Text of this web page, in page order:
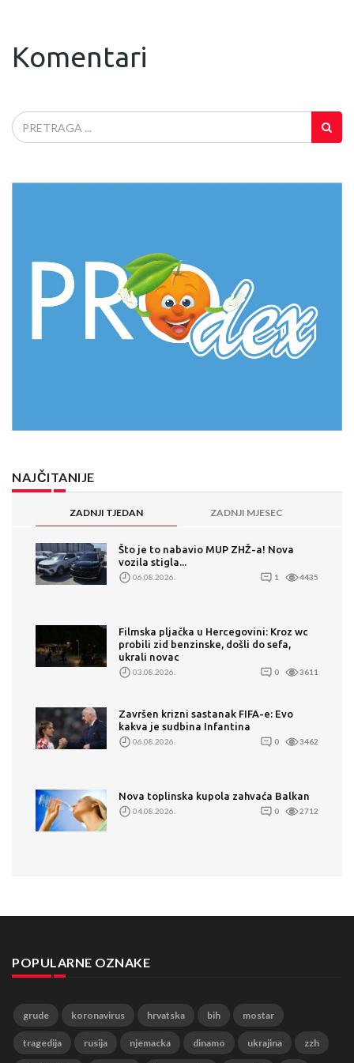
Komentari
NAJČITANIJE
ZADNJI TJEDAN ZADNJI MJESEC
Što je to nabavio MUP ZHŽ-a! Nova
vozila stigla...
06.08.2026. 1 4435
Filmska pljačka u Hercegovini: Kroz wc
probili zid benzinske, došli do sefa,
ukrali novac
03.08.2026. 0 3611
Završen krizni sastanak FIFA-e: Evo
kakva je sudbina Infantina
06.08.2026. 0 3462
Nova toplinska kupola zahvaća Balkan
04.08.2026. 0 2712
POPULARNE OZNAKE
grude koronavirus hrvatska bih mostar
tragedija rusija njemacka dinamo ukrajina zzh